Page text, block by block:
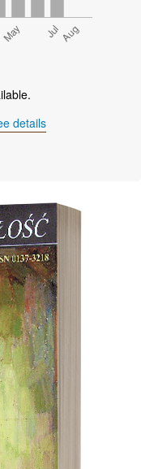
details